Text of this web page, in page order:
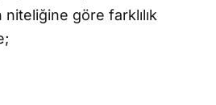
göre farklılık